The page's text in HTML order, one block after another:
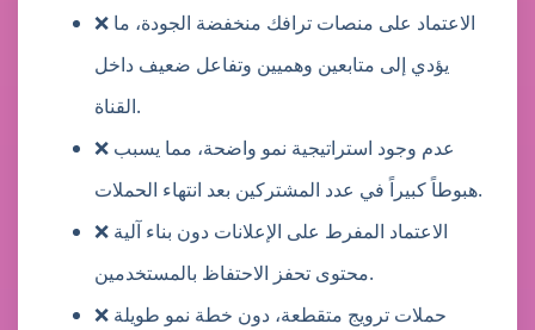
❌ الاعتماد على منصات ترافك منخفضة الجودة، ما
يؤدي إلى متابعين وهميين وتفاعل ضعيف داخل
القناة.
❌ عدم وجود استراتيجية نمو واضحة، مما يسبب
هبوطاً كبيراً في عدد المشتركين بعد انتهاء الحملات.
❌ الاعتماد المفرط على الإعلانات دون بناء آلية
محتوى تحفز الاحتفاظ بالمستخدمين.
❌ حملات ترويج متقطعة، دون خطة نمو طويلة